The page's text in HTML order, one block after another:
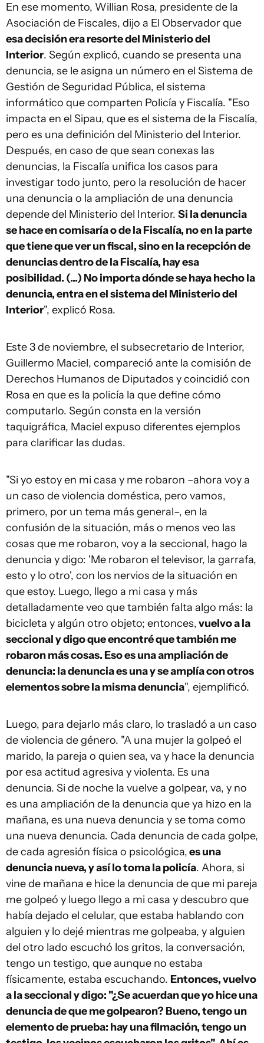
En ese momento, Willian Rosa, presidente de la
Asociación de Fiscales, dijo a El Observadorque
esa decisión era resorte del Ministerio del
Interior. Según explicó, cuando se presenta una
denuncia, se le asigna un número en el Sistema de
Gestión de Seguridad Pública, el sistema
informático que comparten Policía y Fiscalía. "Eso
impacta en el Sipau, que es el sistema de la Fiscalía,
pero es una definición del Ministerio del Interior.
Después, en caso de que sean conexas las
denuncias, la Fiscalía unifica los casos para
investigar todo junto, pero la resolución de hacer
una denuncia o la ampliación de una denuncia
depende del Ministerio del Interior. Si la denuncia
se hace en comisaría o de la Fiscalía, no en la parte
que tiene que ver un fiscal, sino en la recepción de
denuncias dentro de la Fiscalía, hay esa
posibilidad. (...) No importa dónde se haya hecho la
denuncia, entra en el sistema del Ministerio del
Interior", explicó Rosa.
Este 3 de noviembre, el subsecretario de Interior,
Guillermo Maciel, compareció ante la comisión de
Derechos Humanos de Diputados y coincidió con
Rosa en que es la policía la que define cómo
computarlo. Según consta en la versión
taquigráfica, Maciel expuso diferentes ejemplos
para clarificar las dudas.
"Si yo estoy en mi casa y me robaron –ahora voy a
un caso de violencia doméstica, pero vamos,
primero, por un tema más general–, en la
confusión de la situación, más o menos veo las
cosas que me robaron, voy a la seccional, hago la
denuncia y digo: 'Me robaron el televisor, la garrafa,
esto y lo otro', con los nervios de la situación en
que estoy. Luego, llego a mi casa y más
detalladamente veo que también falta algo más: la
bicicleta y algún otro objeto; entonces,vuelvo a la
seccional y digo que encontré que también me
robaron más cosas. Eso es una ampliación de
denuncia: la denuncia es una y se amplía con otros
elementos sobre la misma denuncia", ejemplificó.
Luego, para dejarlo más claro, lo trasladó a un caso
de violencia de género. "A una mujer la golpeó el
marido, la pareja o quien sea, va y hace la denuncia
por esa actitud agresiva y violenta. Es una
denuncia. Si de noche la vuelve a golpear, va, y no
es una ampliación de la denuncia que ya hizo en la
mañana, es una nueva denuncia y se toma como
una nueva denuncia. Cada denuncia de cada golpe,
de cada agresión física o psicológica,es una
denuncia nueva, y así lo toma la policía. Ahora, si
vine de mañana e hice la denuncia de que mi pareja
me golpeó y luego llego a mi casa y descubro que
había dejado el celular, que estaba hablando con
alguien y lo dejé mientras me golpeaba, y alguien
del otro lado escuchó los gritos, la conversación,
tengo un testigo, que aunque no estaba
físicamente, estaba escuchando. Entonces, vuelvo
a la seccional y digo: "¿Se acuerdan que yo hice una
denuncia de que me golpearon? Bueno, tengo un
elemento de prueba: hay una filmación, tengo un